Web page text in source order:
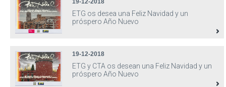
19-12-2018
ETG os desea una Feliz Navidad y un
próspero Año Nuevo
19-12-2018
ETG y CTA os desean una Feliz Navidad y un
próspero Año Nuevo